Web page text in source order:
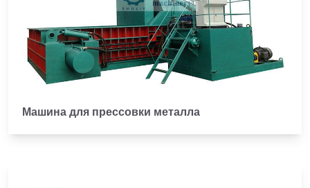
Машина для прессовки металла